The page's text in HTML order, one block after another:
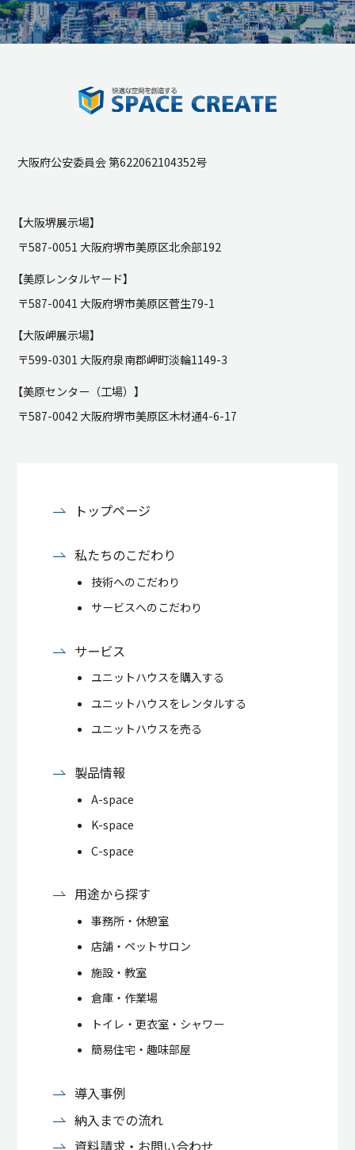
大阪府公安委員会 第622062104352号
【大阪堺展示場】
〒587-0051 大阪府堺市美原区北余部192
【美原レンタルヤード】
〒587-0041 大阪府堺市美原区菅生79-1
【大阪岬展示場】
〒599-0301 大阪府泉南郡岬町淡輪1149-3
【美原センター（工場）】
〒587-0042 大阪府堺市美原区木材通4-6-17
トップページ
私たちのこだわり
技術へのこだわり
サービスへのこだわり
サービス
ユニットハウスを購入する
ユニットハウスをレンタルする
ユニットハウスを売る
製品情報
A-space
K-space
C-space
用途から探す
事務所・休憩室
店舗・ペットサロン
施設・教室
倉庫・作業場
トイレ・更衣室・シャワー
簡易住宅・趣味部屋
導入事例
納入までの流れ
資料請求・お問い合わせ